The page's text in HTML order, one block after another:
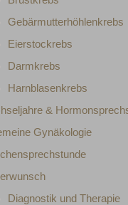
Gebärmutterhöhlenkrebs
Eierstockrebs
Darmkrebs
Harnblasenkrebs
&
Gynäkologie
Diagnostik und Therapie